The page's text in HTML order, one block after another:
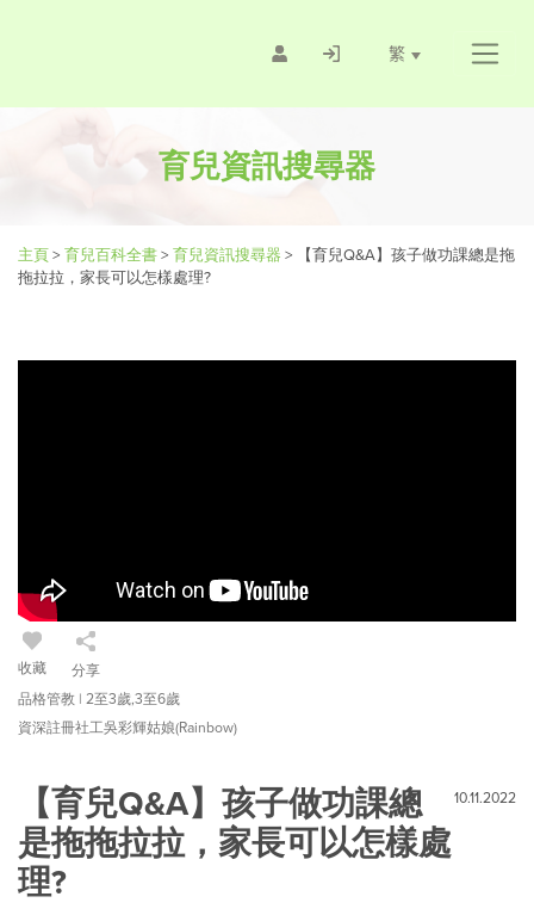
繁
育兒資訊搜尋器
主頁> 育兒百科全書> 育兒資訊搜尋器 >
【育兒Q&A】孩子做功課總是拖
拖拉拉，家長可以怎樣處理?
收藏
分享
品格管教 | 2至3歲,3至6歲
資深註冊社工吳彩輝姑娘(Rainbow)
【育兒Q&A】孩子做功課總
是拖拖拉拉，家長可以怎樣處
理?
10.11.2022